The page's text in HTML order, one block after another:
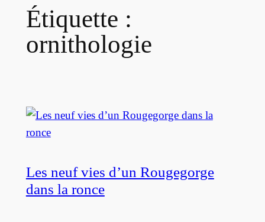
Étiquette :
ornithologie
Les neuf vies d’un Rougegorge
dans la ronce